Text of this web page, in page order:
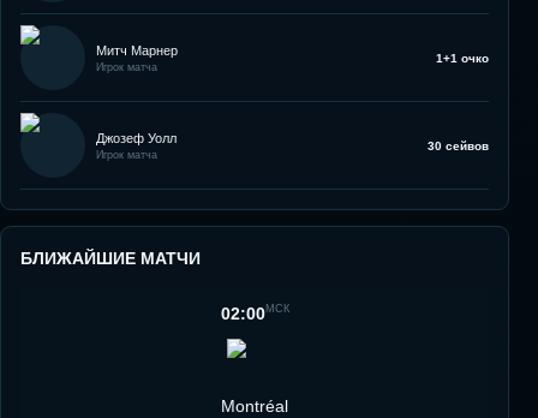
Митч Марнер
Игрок матча
1+1 очко
Джозеф Уолл
Игрок матча
30 сейвов
БЛИЖАЙШИЕ МАТЧИ
02:00МСК
Montréal